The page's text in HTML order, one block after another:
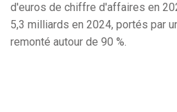
d'euros de chiffre d'affaires en
5,3 milliards en 2024, portés par
remonté autour de 90 %.